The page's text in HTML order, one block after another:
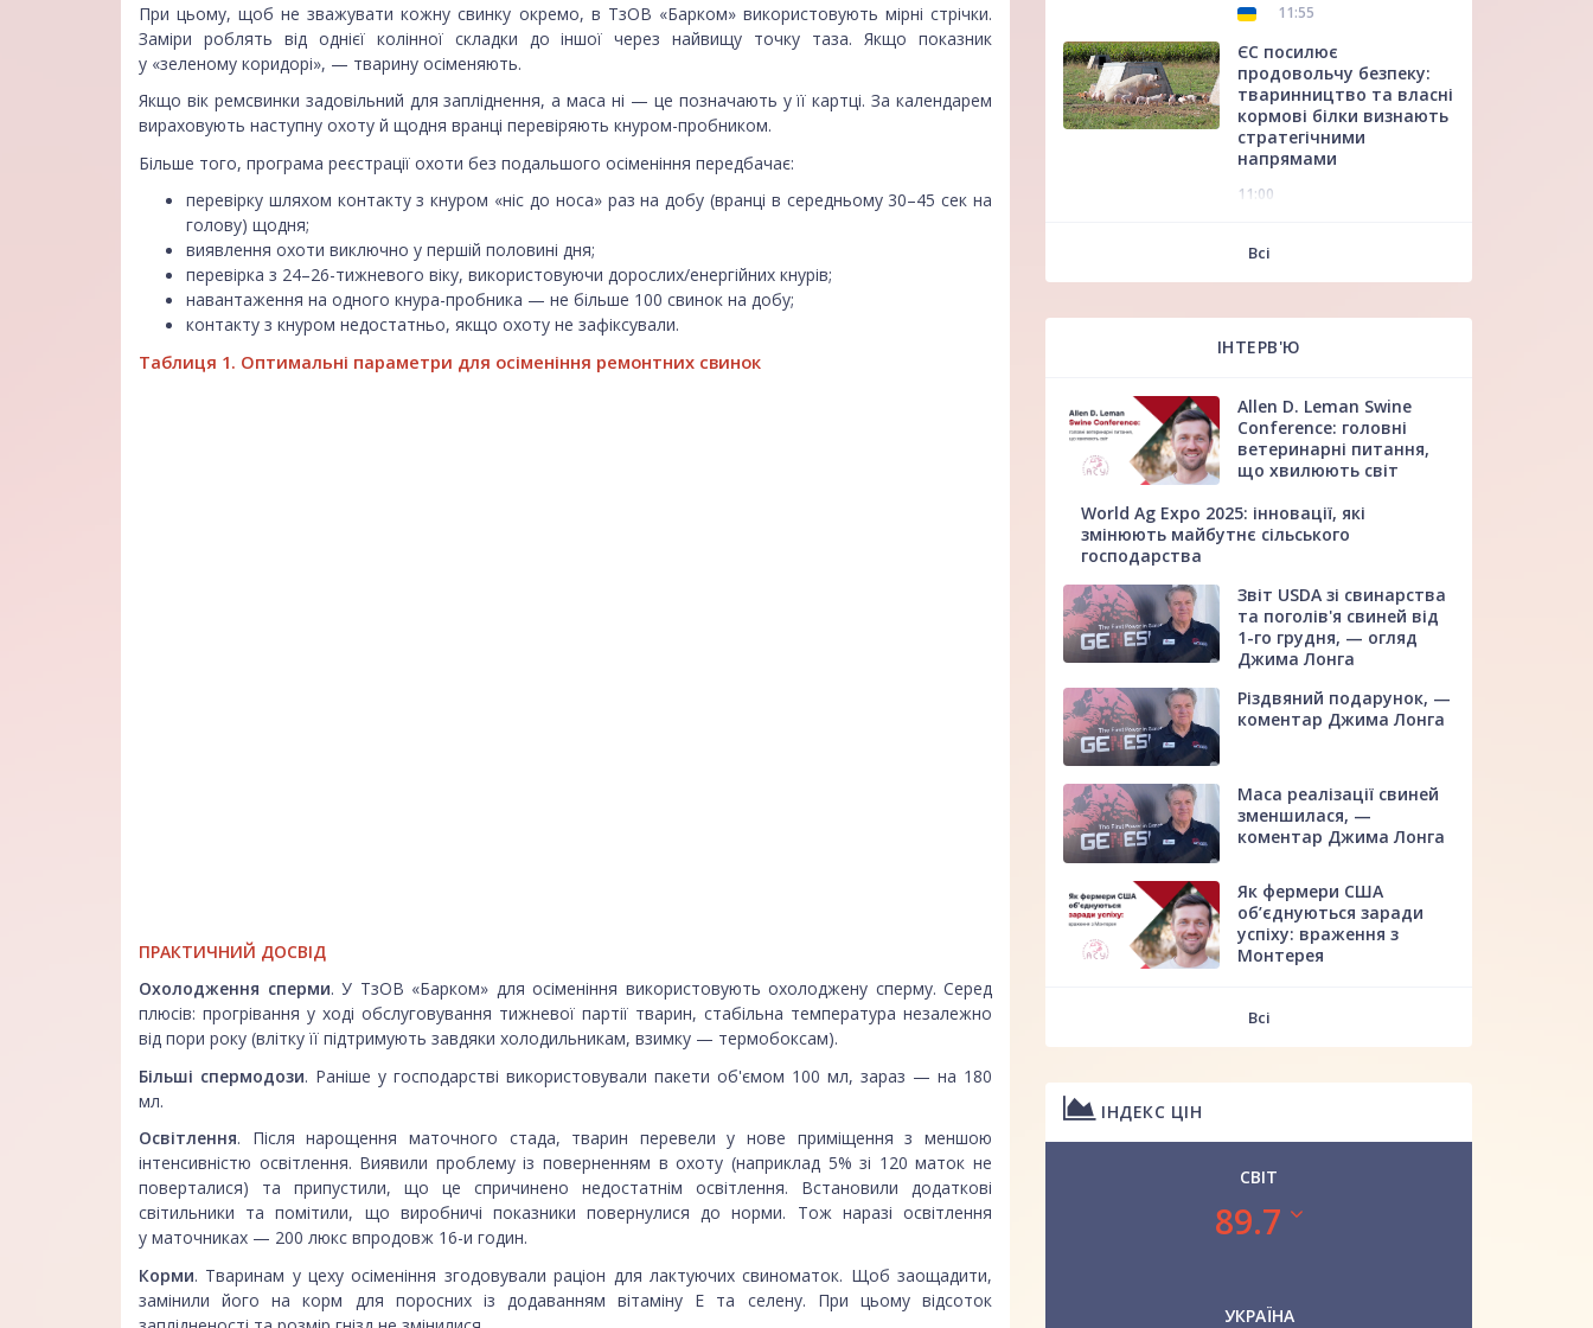
При цьому, щоб не зважувати кожну свинку окремо, в ТзОВ «Барком» використовують мірні стрічки.
Заміри роблять від однієї колінної складки до іншої через найвищу точку таза. Якщо показник
у «зеленому коридорі», — тварину осіменяють.
Якщо вік ремсвинки задовільний для запліднення, а маса ні — це позначають у її картці. За календарем
вираховують наступну охоту й щодня вранці перевіряють кнуром-пробником.
Більше того, програма реєстрації охоти без подальшого осіменіння передбачає:
перевірку шляхом контакту з кнуром «ніс до носа» раз на добу (вранці в середньому 30–45 сек на
голову) щодня;
виявлення охоти виключно у першій половині дня;
перевірка з 24–26-тижневого віку, використовуючи дорослих/енергійних кнурів;
навантаження на одного кнура-пробника — не більше 100 свинок на добу;
контакту з кнуром недостатньо, якщо охоту не зафіксували.
Таблиця 1. Оптимальні параметри для осіменіння ремонтних свинок
ПРАКТИЧНИЙ ДОСВІД
Охолодження сперми. У ТзОВ «Барком» для осіменіння використовують охолоджену сперму. Серед
плюсів: прогрівання у ході обслуговування тижневої партії тварин, стабільна температура незалежно
від пори року (влітку її підтримують завдяки холодильникам, взимку — термобоксам).
Більші спермодози. Раніше у господарстві використовували пакети об'ємом 100 мл, зараз — на 180
мл.
Освітлення. Після нарощення маточного стада, тварин перевели у нове приміщення з меншою
інтенсивністю освітлення. Виявили проблему із поверненням в охоту (наприклад 5% зі 120 маток не
поверталися) та припустили, що це спричинено недостатнім освітлення. Встановили додаткові
світильники та помітили, що виробничі показники повернулися до норми. Тож наразі освітлення
у маточниках — 200 люкс впродовж 16-и годин.
Корми. Тваринам у цеху осіменіння згодовували раціон для лактуючих свиноматок. Щоб заощадити,
замінили його на корм для поросних із додаванням вітаміну Е та селену. При цьому відсоток
11:55
ЄС посилює
продовольчу безпеку:
тваринництво та власні
кормові білки визнають
стратегічними
напрямами
11:00
Всі
ІНТЕРВ'Ю
Allen D. Leman Swine
Conference: головні
ветеринарні питання,
що хвилюють світ
World Ag Expo 2025: інновації, які
змінюють майбутнє сільського
господарства
Звіт USDA зі свинарства
та поголів'я свиней від
1-го грудня, — огляд
Джима Лонга
Різдвяний подарунок, —
коментар Джима Лонга
Маса реалізації свиней
зменшилася, —
коментар Джима Лонга
Як фермери США
об’єднуються заради
успіху: враження з
Монтерея
Всі
ІНДЕКС ЦІН
СВІТ
89.7
УКРАЇНА